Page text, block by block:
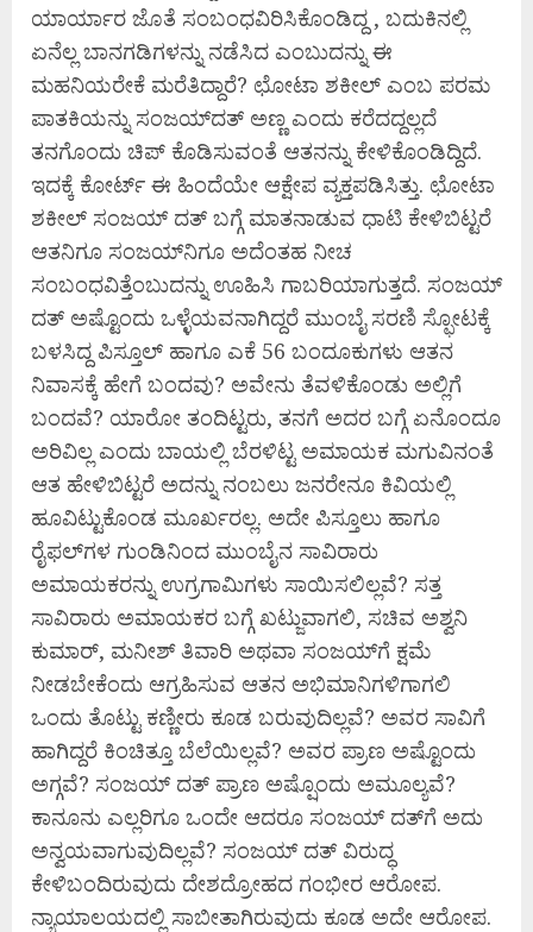
ಯಾರ್ಯಾರ ಜೊತೆ ಸಂಬಂಧವಿರಿಸಿಕೊಂಡಿದ್ದ , ಬದುಕಿನಲ್ಲಿ
ಏನೆಲ್ಲ ಬಾನಗಡಿಗಳನ್ನು ನಡೆಸಿದ ಎಂಬುದನ್ನು ಈ
ಮಹನಿಯರೇಕೆ ಮರೆತಿದ್ದಾರೆ? ಛೋಟಾ ಶಕೀಲ್‌ ಎಂಬ ಪರಮ
ಪಾತಕಿಯನ್ನು ಸಂಜಯ್‌ದತ್‌ ಅಣ್ಣ ಎಂದು ಕರೆದದ್ದಲ್ಲದೆ
ತನಗೊಂದು ಚಿಪ್‌ ಕೊಡಿಸುವಂತೆ ಆತನನ್ನು ಕೇಳಿಕೊಂಡಿದ್ದಿದೆ.
ಇದಕ್ಕೆ ಕೋರ್ಟ್‌ ಈ ಹಿಂದೆಯೇ ಆಕ್ಷೇಪ ವ್ಯಕ್ತಪಡಿಸಿತ್ತು. ಛೋಟಾ
ಶಕೀಲ್‌ ಸಂಜಯ್‌ ದತ್‌ ಬಗ್ಗೆ ಮಾತನಾಡುವ ಧಾಟಿ ಕೇಳಿಬಿಟ್ಟರೆ
ಆತನಿಗೂ ಸಂಜಯ್‌ನಿಗೂ ಅದೆಂತಹ ನೀಚ
ಸಂಬಂಧವಿತ್ತೆಂಬುದನ್ನು ಊಹಿಸಿ ಗಾಬರಿಯಾಗುತ್ತದೆ. ಸಂಜಯ್‌
ದತ್‌ ಅಷ್ಟೊಂದು ಒಳ್ಳೆಯವನಾಗಿದ್ದರೆ ಮುಂಬೈ ಸರಣಿ ಸ್ಫೋಟಕ್ಕೆ
ಬಳಸಿದ್ದ ಪಿಸ್ತೂಲ್‌ ಹಾಗೂ ಎಕೆ 56 ಬಂದೂಕುಗಳು ಆತನ
ನಿವಾಸಕ್ಕೆ ಹೇಗೆ ಬಂದವು? ಅವೇನು ತೆವಳಿಕೊಂಡು ಅಲ್ಲಿಗೆ
ಬಂದವೆ? ಯಾರೋ ತಂದಿಟ್ಟರು, ತನಗೆ ಅದರ ಬಗ್ಗೆ ಏನೊಂದೂ
ಅರಿವಿಲ್ಲ ಎಂದು ಬಾಯಲ್ಲಿ ಬೆರಳಿಟ್ಟ ಅಮಾಯಕ ಮಗುವಿನಂತೆ
ಆತ ಹೇಳಿಬಿಟ್ಟರೆ ಅದನ್ನು ನಂಬಲು ಜನರೇನೂ ಕಿವಿಯಲ್ಲಿ
ಹೂವಿಟ್ಟುಕೊಂಡ ಮೂರ್ಖರಲ್ಲ. ಅದೇ ಪಿಸ್ತೂಲು ಹಾಗೂ
ರೈಫಲ್‌ಗಳ ಗುಂಡಿನಿಂದ ಮುಂಬೈನ ಸಾವಿರಾರು
ಅಮಾಯಕರನ್ನು ಉಗ್ರಗಾಮಿಗಳು ಸಾಯಿಸಲಿಲ್ಲವೆ? ಸತ್ತ
ಸಾವಿರಾರು ಅಮಾಯಕರ ಬಗ್ಗೆ ಖಟ್ಜುವಾಗಲಿ, ಸಚಿವ ಅಶ್ವನಿ
ಕುಮಾರ್‌, ಮನೀಶ್‌ ತಿವಾರಿ ಅಥವಾ ಸಂಜಯ್‌ಗೆ ಕ್ಷಮೆ
ನೀಡಬೇಕೆಂದು ಆಗ್ರಹಿಸುವ ಆತನ ಅಭಿಮಾನಿಗಳಿಗಾಗಲಿ
ಒಂದು ತೊಟ್ಟು ಕಣ್ಣೀರು ಕೂಡ ಬರುವುದಿಲ್ಲವೆ? ಅವರ ಸಾವಿಗೆ
ಹಾಗಿದ್ದರೆ ಕಿಂಚಿತ್ತೂ ಬೆಲೆಯಿಲ್ಲವೆ? ಅವರ ಪ್ರಾಣ ಅಷ್ಟೊಂದು
ಅಗ್ಗವೆ? ಸಂಜಯ್‌ ದತ್‌ ಪ್ರಾಣ ಅಷ್ಷೊಂದು ಅಮೂಲ್ಯವೆ?
ಕಾನೂನು ಎಲ್ಲರಿಗೂ ಒಂದೇ ಆದರೂ ಸಂಜಯ್‌ ದತ್‌ಗೆ ಅದು
ಅನ್ವಯವಾಗುವುದಿಲ್ಲವೆ? ಸಂಜಯ್‌ ದತ್‌ ವಿರುದ್ಧ
ಕೇಳಿಬಂದಿರುವುದು ದೇಶದ್ರೋಹದ ಗಂಭೀರ ಆರೋಪ.
ನ್ಯಾಯಾಲಯದಲ್ಲಿ ಸಾಬೀತಾಗಿರುವುದು ಕೂಡ ಅದೇ ಆರೋಪ.